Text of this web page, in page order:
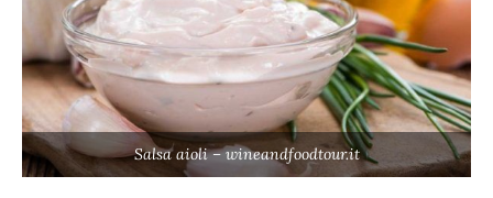
Salsa aioli – wineandfoodtour.it